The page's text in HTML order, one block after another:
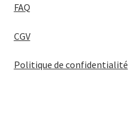
FAQ
CGV
Politique de confidentialité